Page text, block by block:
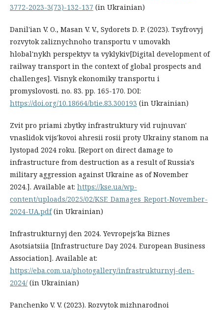
3772-2023-3(73)-132-137 (in Ukrainian)
Danil'ian V. O., Masan V. V., Sydorets D. P. (2023). Tsyfrovyj
rozvytok zaliznychnoho transportu v umovakh
hlobal'nykh perspektyv ta vyklykiv[Digital development of
railway transport in the context of global prospects and
challenges]. Visnyk ekonomiky transportu i
promyslovosti. no. 83. pp. 165-170. DOI:
https://doi.org/10.18664/btie.83.300193 (in Ukrainian)
Zvit pro priami zbytky infrastruktury vid rujnuvan'
vnaslidok vijs'kovoi ahresii rosii proty Ukrainy stanom na
lystopad 2024 roku. [Report on direct damage to
infrastructure from destruction as a result of Russia's
military aggression against Ukraine as of November
2024.]. Available at: https://kse.ua/wp-
content/uploads/2025/02/KSE_Damages_Report-November-
2024-UA.pdf(in Ukrainian)
Infrastrukturnyj den 2024. Yevropejs'ka Biznes
Asotsiatsiia [Infrastructure Day 2024. European Business
Association]. Available at:
https://eba.com.ua/photogallery/infrastrukturnyj-den-
2024/ (in Ukrainian)
Panchenko V. V. (2023). Rozvytok mizhnarodnoi